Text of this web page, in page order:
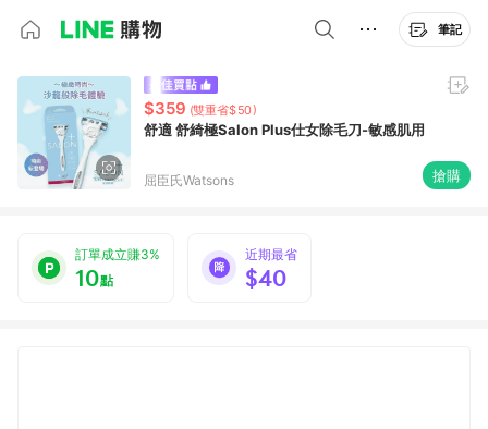
筆記
$359 (雙重省$50)
舒適 舒綺極Salon Plus仕女除毛刀-敏感肌用
屈臣氏Watsons 搶購
訂單成立賺3%
10點
近期最省
$40